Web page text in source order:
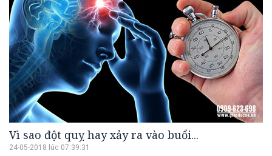
Vì sao đột quỵ hay xảy ra vào buổi...
24-05-2018 lúc 07:39:31